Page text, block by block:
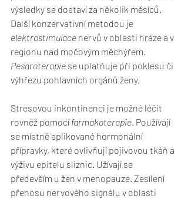
výsledky se dostaví za několik měsíců.
Další konzervativní metodou je
elektrostimulace nervů v oblasti hráze a v
regionu nad močovým měchýřem.
Pesaroterapie se uplatňuje při poklesu či
výhřezu pohlavních orgánů ženy.
Stresovou inkontinenci je možné léčit
rovněž pomocí farmakoterapie. Používají
se místně aplikované hormonální
přípravky, které ovlivňují pojivovou tkáň a
výživu epitelu sliznic. Užívají se
především u žen v menopauze. Zesílení
přenosu nervového signálu v oblasti